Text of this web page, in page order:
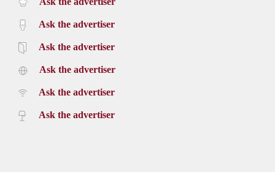
Ask the advertiser
Ask the advertiser
Ask the advertiser
Ask the advertiser
Ask the advertiser